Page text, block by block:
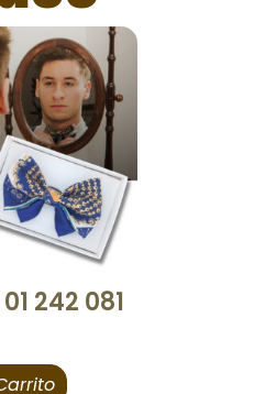
242 081